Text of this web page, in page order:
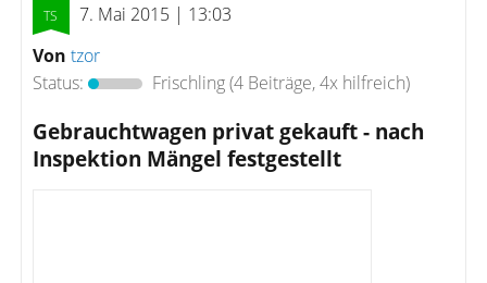
7. Mai 2015 | 13:03
Von tzor
Status:
Frischling(4 Beiträge, 4x hilfreich)
Gebrauchtwagen privat gekauft - nach
Inspektion Mängel festgestellt